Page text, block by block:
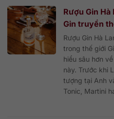
Rượu Gin
Gin truyền
Rượu Gin Hà
trong thế giới
hiểu sâu hơn
này. Trước khi
tượng tại Anh
Tonic, Martini